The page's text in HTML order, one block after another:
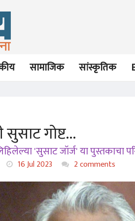
सामाजिक सांस्कृतिक
सुसाट गोष्ट...
'सुसाट जॉर्ज' या पुस्तकाचा
16 Jul 2023 2 comments